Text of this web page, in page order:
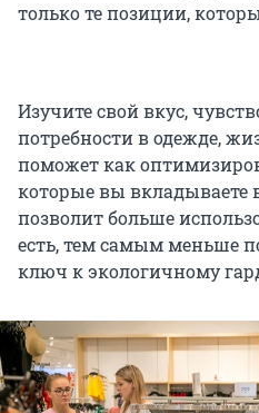
только те позиции,
Изучите свой вкус,
потребности в одежде,
поможет как
которые вы вкладываете
позволит больше
есть, тем самым меньше
ключ к экологичному